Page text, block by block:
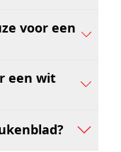
voor een
een wit